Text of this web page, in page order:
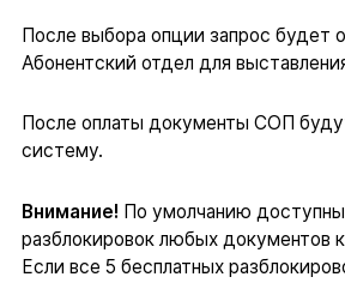
После выбора опции запрос будет
Абонентский отдел для
После оплаты документы СОП
систему.
Внимание! По умолчанию доступны
разблокировок любых документов
Если все 5 бесплатных